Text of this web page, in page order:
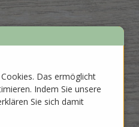
Das ermöglicht
Indem Sie unsere
Sie sich damit